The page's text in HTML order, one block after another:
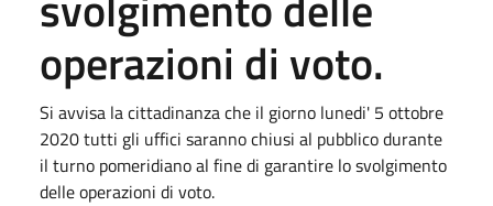
operazioni di voto.
Si avvisa la cittadinanza che il giorno lunedi' 5 ottobre
2020 tutti gli uffici saranno chiusi al pubblico durante
il turno pomeridiano al fine di garantire lo svolgimento
delle operazioni di voto.